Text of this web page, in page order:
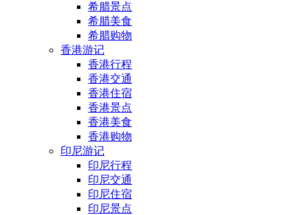
希腊景点
希腊美食
希腊购物
香港游记
香港行程
香港交通
香港住宿
香港景点
香港美食
香港购物
印尼游记
印尼行程
印尼交通
印尼住宿
印尼景点